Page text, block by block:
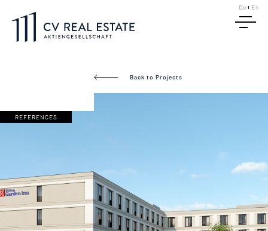
De En
Back to Projects
REFERENCES